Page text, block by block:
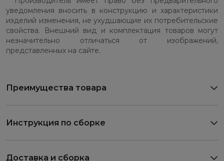
уведомления вносить в конструкцию и характеристики
изделий изменения, не ухудшающие их потребительские
свойства. Внешний вид и комплектация товаров могут
незначительно отличаться от изображений,
представленных на сайте.
Преимущества товара
Инструкция по сборке
Доставка и сборка